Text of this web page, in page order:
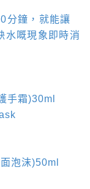
分鐘，就能讓
水嘅現象即時消
手霜)30ml
泡沫)50ml